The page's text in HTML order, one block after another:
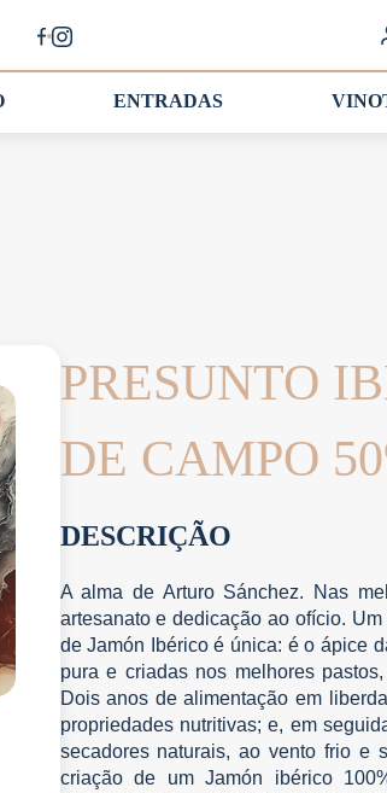
ENTRADAS
PRESUNTO
DE CAMPO
DESCRIÇÃO
A alma de Arturo Sánchez. Nas
artesanato e dedicação ao ofício.
de Jamón Ibérico é única: é o ápice
pura e criadas nos melhores
Dois anos de alimentação em
propriedades nutritivas; e, em
secadores naturais, ao vento frio e
criação de um Jamón ibérico